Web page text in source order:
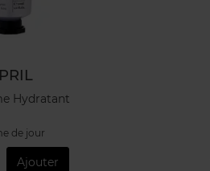
Hydratant
de jour
Ajouter